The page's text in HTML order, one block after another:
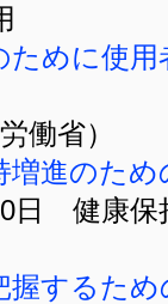
ために使
働省）
増進のため
日 健康保
握するた